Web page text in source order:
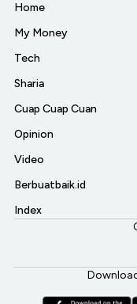
Home
My Money
Tech
Sharia
Cuap Cuap Cuan
Opinion
Video
Berbuatbaik.id
Index